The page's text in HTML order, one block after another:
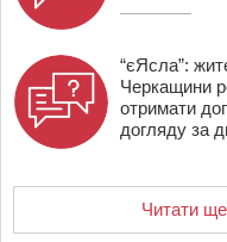
“єЯсла”:
Черкащини
отримати
догляду за
Читати ще